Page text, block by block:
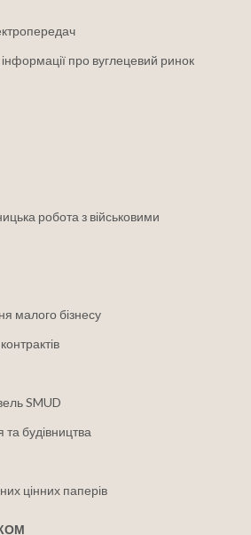
про вуглецевий ринок
робота з військовими
малого бізнесу
SMUD
та будівництва
цінних паперів